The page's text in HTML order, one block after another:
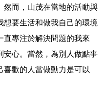
然而，山茂在當地的活動與
想要生活和做我自己的環境
直專注於解決問題的我來
安心。當然，為別人做點事
喜歡的人當做動力是可以